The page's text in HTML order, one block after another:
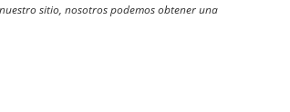
sitio, nosotros podemos obtener una